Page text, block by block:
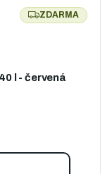
ZDARMA
ZDARMA
l - červená
5 hvězdiček.